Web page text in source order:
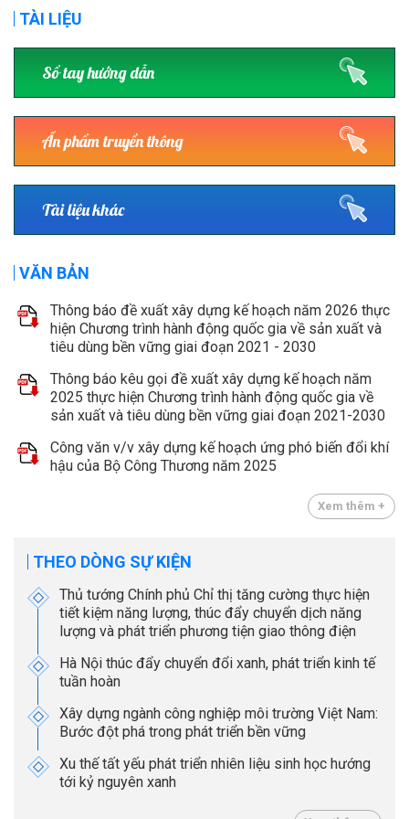
TÀI LIỆU
Sổ tay hướng dẫn
Ấn phẩm truyền thông
Tài liệu khác
VĂN BẢN
Thông báo đề xuất xây dựng kế hoạch năm 2026 thực
hiện Chương trình hành động quốc gia về sản xuất và
tiêu dùng bền vững giai đoạn 2021 - 2030
Thông báo kêu gọi đề xuất xây dựng kế hoạch năm
2025 thực hiện Chương trình hành động quốc gia về
sản xuất và tiêu dùng bền vững giai đoạn 2021-2030
Công văn v/v xây dựng kế hoạch ứng phó biến đổi khí
hậu của Bộ Công Thương năm 2025
Xem thêm +
THEO DÒNG SỰ KIỆN
Thủ tướng Chính phủ Chỉ thị tăng cường thực hiện
tiết kiệm năng lượng, thúc đẩy chuyển dịch năng
lượng và phát triển phương tiện giao thông điện
Hà Nội thúc đẩy chuyển đổi xanh, phát triển kinh tế
tuần hoàn
Xây dựng ngành công nghiệp môi trường Việt Nam:
Bước đột phá trong phát triển bền vững
Xu thế tất yếu phát triển nhiên liệu sinh học hướng
tới kỷ nguyên xanh